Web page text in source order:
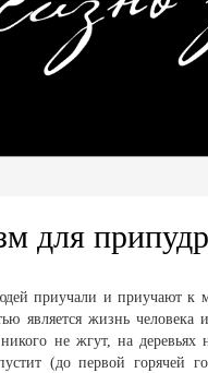
для
приучали и приучают к
является жизнь
не жгут, на
(до первой горячей